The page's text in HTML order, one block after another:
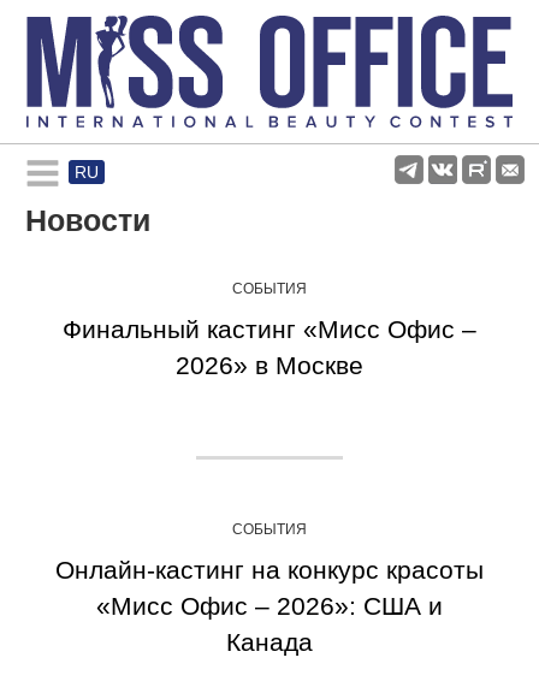
RU
Rules and regulations
Participants
Новости
СОБЫТИЯ
Финальный кастинг «Мисс Офис –
2026» в Москве
СОБЫТИЯ
Онлайн-кастинг на конкурс красоты
«Мисс Офис – 2026»: США и
Канада